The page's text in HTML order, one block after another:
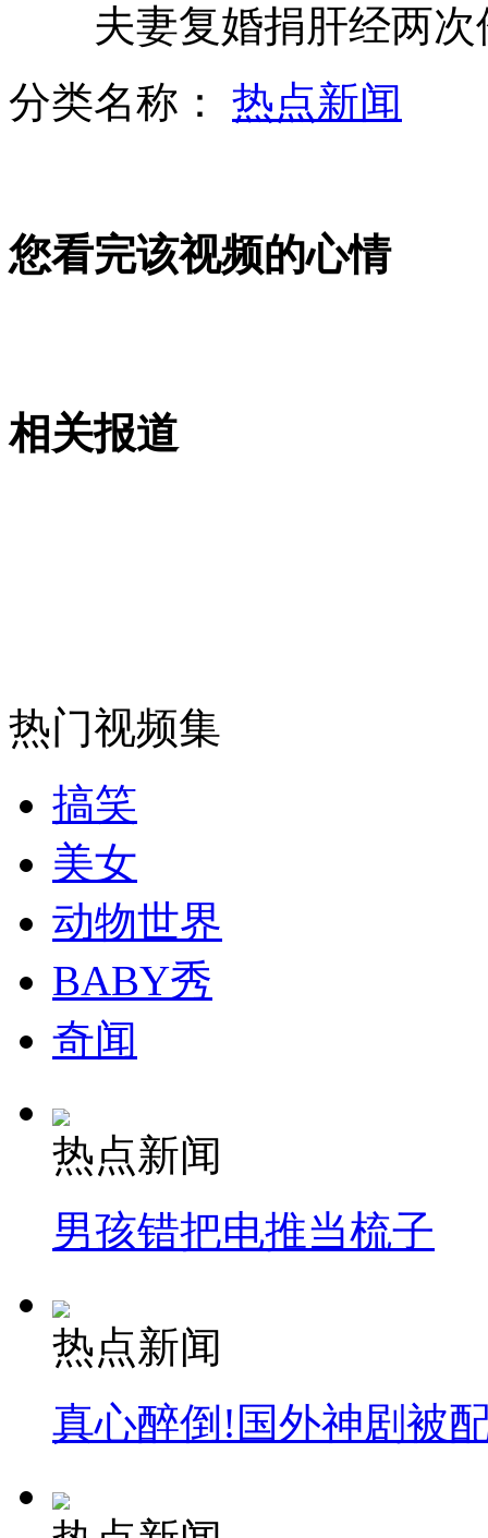
女孩北京地铁殴打老人 痛下狠手拳打脚踢
走！跟着总书记去植树
消防员救轻生者
纽约上演“枕头大战”
司机酒驾遇交警 急速倒车逃窜
夫妻复婚捐肝经两次
分类名称： 热点新闻
您看完该视频的心情
相关报道
热门视频集
搞笑
美女
动物世界
BABY秀
奇闻
热点新闻
男孩错把电推当梳子
热点新闻
真心醉倒!国外神剧被